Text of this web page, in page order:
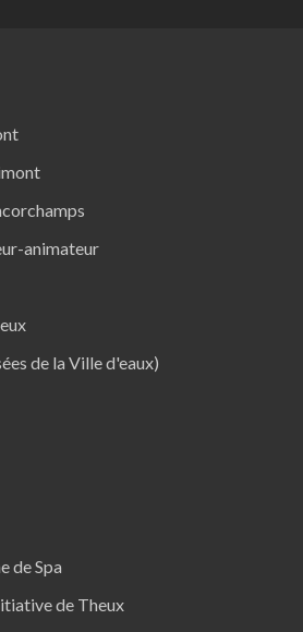
animateur
de la Ville d'eaux)
de Spa
de Theux